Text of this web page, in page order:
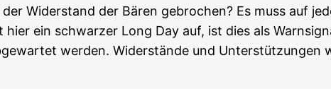
Wider­stand der Bären gebro­chen? Es muss auf
ein schwar­zer Long Day auf, ist dies als
wer­den. Wider­stän­de und